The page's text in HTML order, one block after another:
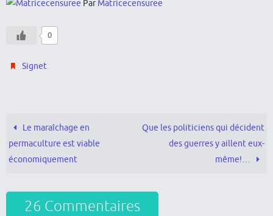
ParMatricecensuree
0
Signet.
Le maraîchage en
permaculture est viable
économiquement
Que les politiciens qui décident
des guerres y aillent eux-
même!…
26 Commentaires